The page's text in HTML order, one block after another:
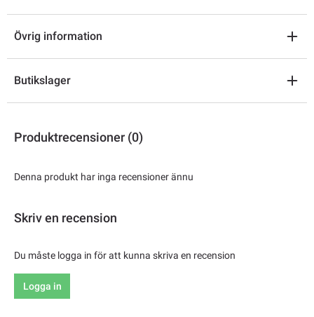
Övrig information
Butikslager
Produktrecensioner (0)
Denna produkt har inga recensioner ännu
Skriv en recension
Du måste logga in för att kunna skriva en recension
Logga in